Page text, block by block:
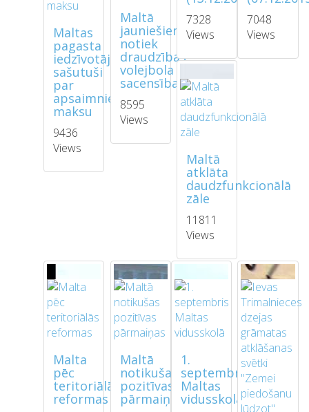
Maltas
pagasta
iedzīvotāji
sašutuši
par
apsaimniekošanas
maksu
9436
Views
Maltā
jauniešiem
notiek
draudzības
volejbola
sacensības
8595
Views
7328
Views
7048
Views
Maltā
atklāta
daudzfunkcionālā
zāle
11811
Views
Malta
pēc
teritoriālās
reformas
Maltā
notikušas
pozitīvas
pārmaiņas
1.
septembris
Maltas
vidusskolā